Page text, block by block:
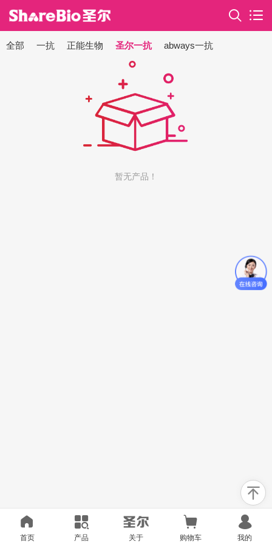
全部 一抗 正能生物 圣尔一抗 abways一抗
暂无产品！
首页 产品 关于 购物车 我的